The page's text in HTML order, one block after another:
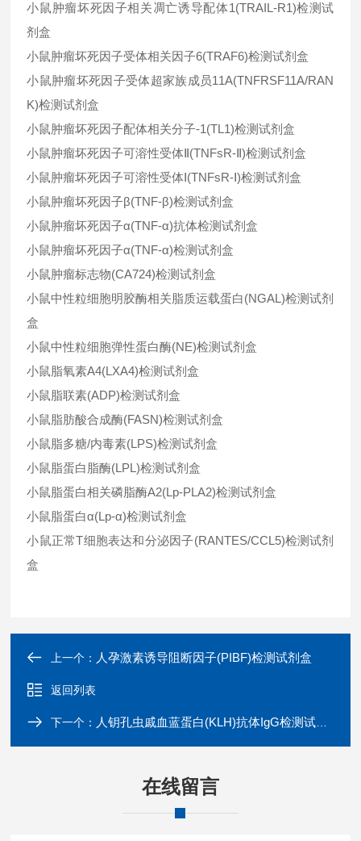
小鼠肿瘤坏死因子相关凋亡诱导配体1(TRAIL-R1)检测试
剂盒
小鼠肿瘤坏死因子受体相关因子6(TRAF6)检测试剂盒
小鼠肿瘤坏死因子受体超家族成员11A(TNFRSF11A/RAN
K)检测试剂盒
小鼠肿瘤坏死因子配体相关分子-1(TL1)检测试剂盒
小鼠肿瘤坏死因子可溶性受体Ⅱ(TNFsR-Ⅱ)检测试剂盒
小鼠肿瘤坏死因子可溶性受体Ⅰ(TNFsR-Ⅰ)检测试剂盒
小鼠肿瘤坏死因子β(TNF-β)检测试剂盒
小鼠肿瘤坏死因子α(TNF-α)抗体检测试剂盒
小鼠肿瘤坏死因子α(TNF-α)检测试剂盒
小鼠肿瘤标志物(CA724)检测试剂盒
小鼠中性粒细胞明胶酶相关脂质运载蛋白(NGAL)检测试剂
盒
小鼠中性粒细胞弹性蛋白酶(NE)检测试剂盒
小鼠脂氧素A4(LXA4)检测试剂盒
小鼠脂联素(ADP)检测试剂盒
小鼠脂肪酸合成酶(FASN)检测试剂盒
小鼠脂多糖/内毒素(LPS)检测试剂盒
小鼠脂蛋白脂酶(LPL)检测试剂盒
小鼠脂蛋白相关磷脂酶A2(Lp-PLA2)检测试剂盒
小鼠脂蛋白α(Lp-α)检测试剂盒
小鼠正常T细胞表达和分泌因子(RANTES/CCL5)检测试剂
盒
上一个： 人孕激素诱导阻断因子(PIBF)检测试剂盒
返回列表
下一个： 人钥孔虫戚血蓝蛋白(KLH)抗体IgG检测试剂盒
在线留言